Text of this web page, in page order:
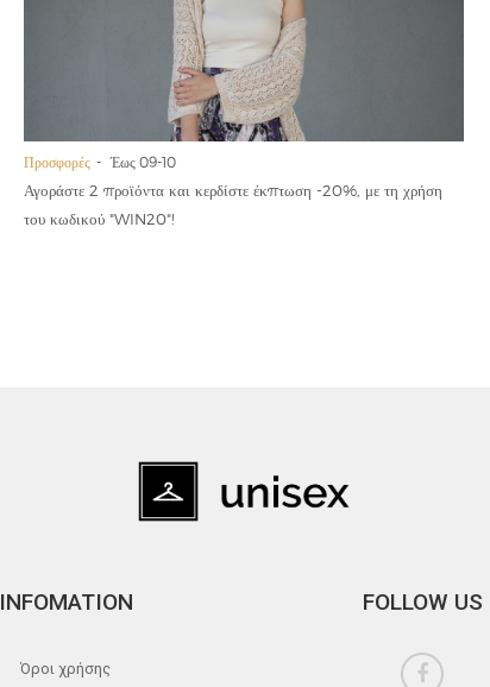
Προσφορές Έως 09-10
Αγοράστε 2 προϊόντα και κερδίστε έκπτωση -20%, με τη χρήση
του κωδικού "WIN20"!
INFOMATION
Όροι χρήσης
FOLLOW US